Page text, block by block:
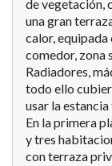
de vegetación,
una gran
calor, equipada
comedor, zona
Radiadores,
todo ello
usar la
En la primera
y tres
con terraza